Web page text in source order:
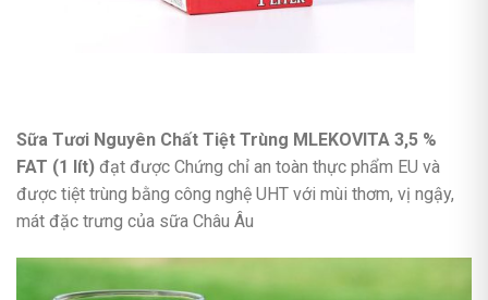
Sữa Tươi Nguyên Chất Tiệt Trùng MLEKOVITA 3,5 %
FAT (1 lít) đạt được Chứng chỉ an toàn thực phẩm EU và
được tiệt trùng bằng công nghệ UHT với mùi thơm, vị ngậy,
mát đặc trưng của sữa Châu Âu